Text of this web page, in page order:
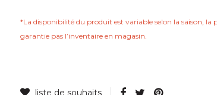
*La disponibilité du produit est variable selon la saison, la
garantie pas lʼinventaire en magasin.